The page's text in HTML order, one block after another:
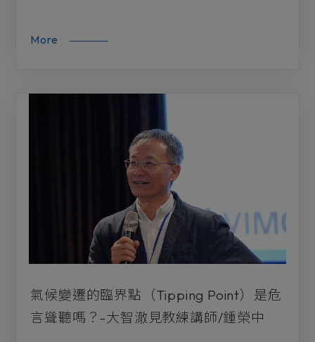
More
氣候變遷的臨界點（Tipping Point）是危
言聳聽嗎？-大智澈見教練講師/鍾榮中